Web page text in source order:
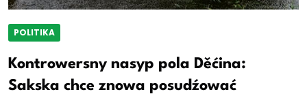
POLITIKA
Kontrowersny nasyp pola Děćina:
Sakska chce znowa posudźować